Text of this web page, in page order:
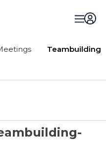
Teambuilding